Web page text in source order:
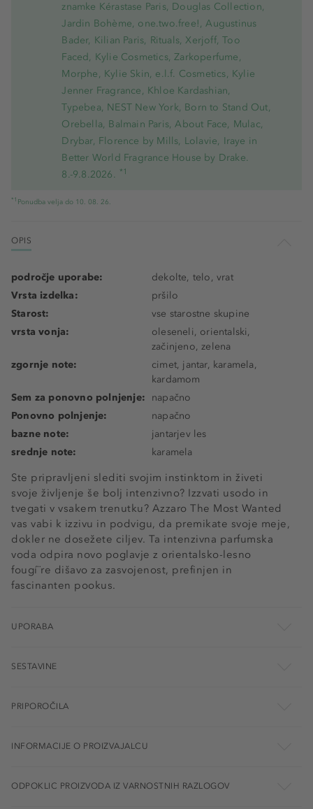
znamke Kérastase Paris, Douglas Collection,
Jardin Bohème, one.two.free!, Augustinus
Bader, Kilian Paris, Rituals, Xerjoff, Too
Faced, Kylie Cosmetics, Zarkoperfume,
Morphe, Kylie Skin, e.l.f. Cosmetics, Kylie
Jenner Fragrance, Khloe Kardashian,
Typebea, NEST New York, Born to Stand Out,
Orebella, Balmain Paris, About Face, Mulac,
Drybar, Florence by Mills, Lolavie, Iraye in
Better World Fragrance House by Drake.
8.-9.8.2026. *1
*1 Ponudba velja do 10. 08. 26.
OPIS
Ste pripravljeni slediti svojim instinktom in živeti
svoje življenje še bolj intenzivno? Izzvati usodo in
tvegati v vsakem trenutku? Azzaro The Most Wanted
vas vabi k izzivu in podvigu, da premikate svoje meje,
dokler ne dosežete ciljev. Ta intenzivna parfumska
voda odpira novo poglavje z orientalsko-lesno
fougí¨re dišavo za zasvojenost, prefinjen in
fascinanten pookus.
področje uporabe:
dekolte, telo, vrat
Vrsta izdelka:
pršilo
Starost:
vse starostne skupine
vrsta vonja:
oleseneli, orientalski,
začinjeno, zelena
zgornje note:
cimet, jantar, karamela,
kardamom
Sem za ponovno polnjenje:
napačno
Ponovno polnjenje:
napačno
bazne note:
jantarjev les
srednje note:
karamela
UPORABA
SESTAVINE
PRIPOROČILA
INFORMACIJE O PROIZVAJALCU
ODPOKLIC PROIZVODA IZ VARNOSTNIH RAZLOGOV